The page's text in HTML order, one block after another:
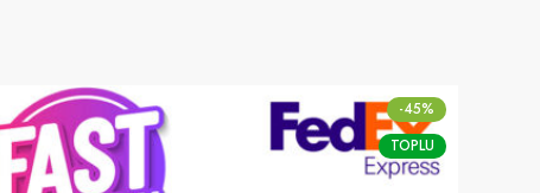
-45%
TOPLU